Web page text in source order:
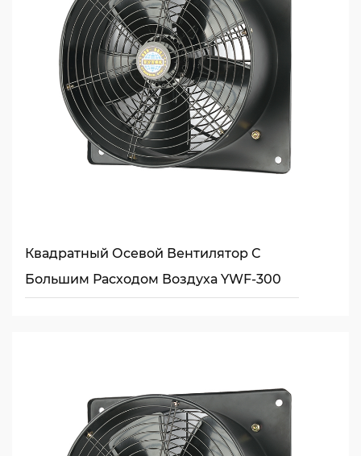
Квадратный Осевой Вентилятор С
Большим Расходом Воздуха YWF-300